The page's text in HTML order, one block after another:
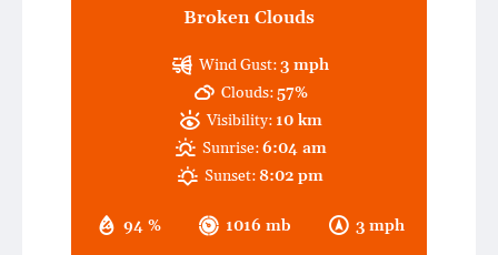
Broken Clouds
94 % 1016 mb 3 mph
Wind Gust:3 mph
Clouds:57%
Visibility: 10 km
Sunrise:6:04 am
Sunset:8:02 pm